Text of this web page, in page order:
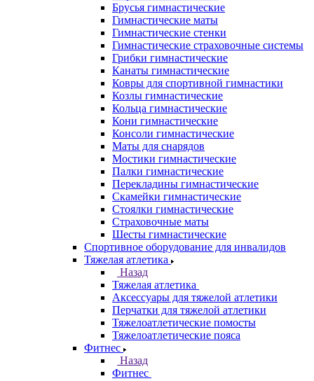
Брусья гимнастические
Гимнастические маты
Гимнастические стенки
Гимнастические страховочные системы
Грибки гимнастические
Канаты гимнастические
Ковры для спортивной гимнастики
Козлы гимнастические
Кольца гимнастические
Кони гимнастические
Консоли гимнастические
Маты для снарядов
Мостики гимнастические
Палки гимнастические
Перекладины гимнастические
Скамейки гимнастические
Стоялки гимнастические
Страховочные маты
Шесты гимнастические
Спортивное оборудование для инвалидов
Тяжелая атлетика
Назад
Тяжелая атлетика
Аксессуары для тяжелой атлетики
Перчатки для тяжелой атлетики
Тяжелоатлетические помосты
Тяжелоатлетические пояса
Фитнес
Назад
Фитнес